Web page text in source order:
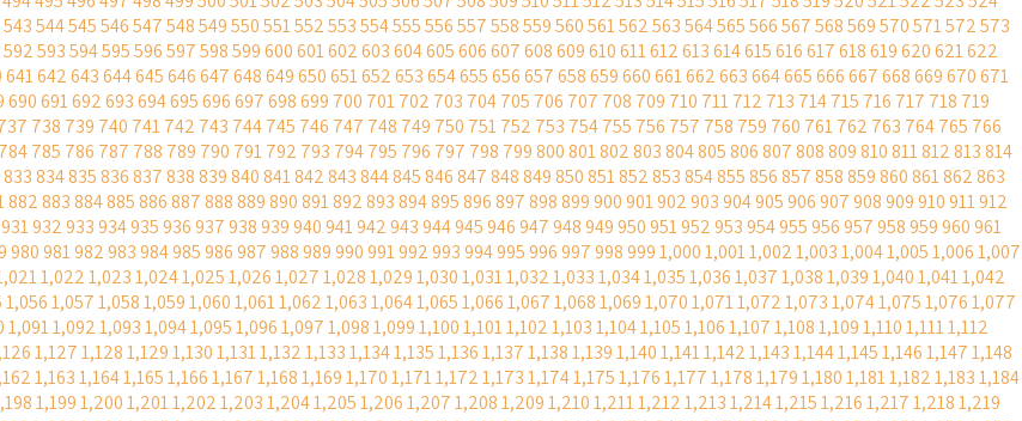
543544545546547548549550551552553554555556557558559560561562563564565566567568569570571572573
592593594595596597598599600601602603604605606607608609610611612613614615616617618619620621622
641642643644645646647648649650651652653654655656657658659660661662663664665666667668669670671
690691692693694695696697698699 700 701702 703 704705 706 707 708 709 710 711712 713 714715 716 717 718 719
738 739 740 741742 743 744745 746 747 748 749 750 751752 753 754755 756 757 758 759 760 761762 763 764765 766
784785 786 787 788 789 790 791792 793 794795 796 797 798 799800801802803804805806807808809810811812813814
833834835836837838839840841842843844845846847848849850851852853854855856857858859860861862863
882883884885886887888889890891892893894895896897898899900901902903904905906907908909910911912
931932933934935936937938939940941942943944945946947948949950951952953954955956957958959960961
9809819829839849859869879889899909919929939949959969979989991,0001,0011,0021,0031,0041,0051,0061,007
1,0221,0231,0241,0251,0261,0271,0281,0291,0301,0311,0321,0331,0341,0351,0361,0371,0381,0391,0401,0411,042
1,0561,0571,0581,0591,0601,0611,0621,0631,0641,0651,0661,0671,0681,0691,0701,0711,0721,0731,0741,0751,0761,077
1,0911,0921,0931,0941,0951,0961,0971,0981,0991,1001,1011,1021,1031,1041,1051,1061,1071,1081,1091,1101,1111,112
1,1271,1281,1291,1301,1311,1321,1331,1341,1351,1361,1371,1381,1391,1401,1411,1421,1431,1441,1451,1461,1471,148
1,1631,1641,1651,1661,1671,1681,1691,1701,1711,1721,1731,1741,1751,1761,1771,1781,1791,1801,1811,1821,1831,184
1,1991,2001,2011,2021,2031,2041,2051,2061,2071,2081,2091,2101,2111,2121,2131,2141,2151,2161,2171,2181,219